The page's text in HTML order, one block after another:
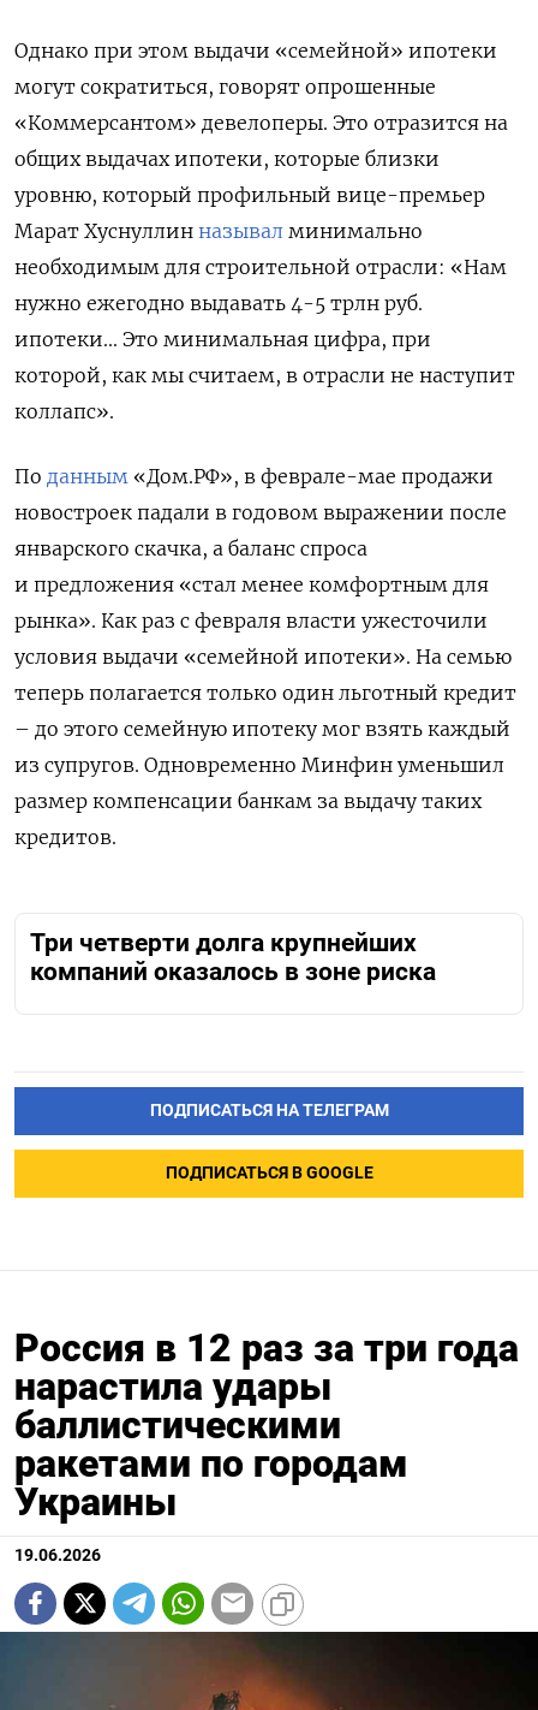
Однако при этом выдачи «семейной» ипотеки
могут сократиться, говорят опрошенные
«Коммерсантом» девелоперы. Это отразится на
общих выдачах ипотеки, которые близки
уровню, который профильный вице-премьер
Марат Хуснуллин называл минимально
необходимым для строительной отрасли: «Нам
нужно ежегодно выдавать 4-5 трлн руб.
ипотеки... Это минимальная цифра, при
которой, как мы считаем, в отрасли не наступит
коллапс».
По данным «Дом.РФ», в феврале-мае продажи
новостроек падали в годовом выражении после
январского скачка, а баланс спроса
и предложения «стал менее комфортным для
рынка». Как раз с февраля власти ужесточили
условия выдачи «семейной ипотеки». На семью
теперь полагается только один льготный кредит
– до этого семейную ипотеку мог взять каждый
из супругов. Одновременно Минфин уменьшил
размер компенсации банкам за выдачу таких
кредитов.
Три четверти долга крупнейших
компаний оказалось в зоне риска
ПОДПИСАТЬСЯ НА ТЕЛЕГРАМ
ПОДПИСАТЬСЯ В GOOGLE
Россия в 12 раз за три года
нарастила удары
баллистическими
ракетами по городам
Украины
19.06.2026